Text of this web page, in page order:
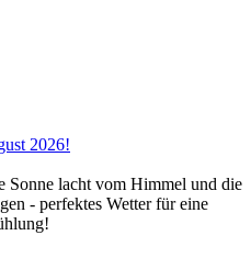
2026!
Sonne lacht vom Himmel und die
- perfektes Wetter für eine